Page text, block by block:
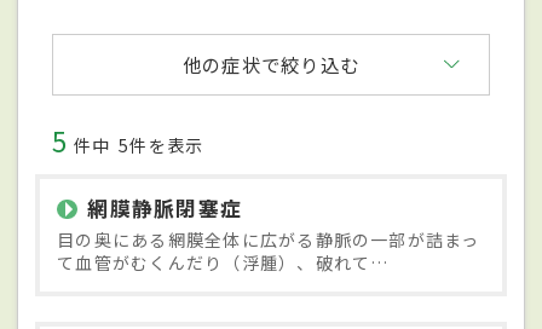
他の症状で絞り込む
5 件中 5件を表示
網膜静脈閉塞症
目の奥にある網膜全体に広がる静脈の一部が詰まっ
て血管がむくんだり（浮腫）、破れて…